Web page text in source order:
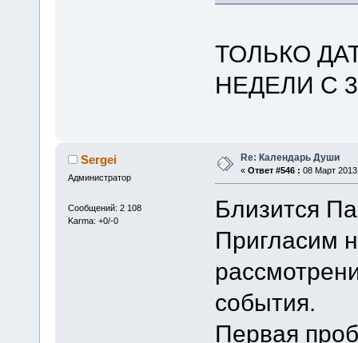
ТОЛЬКО
НЕДЕЛИ С
Sergei
Администратор
Сообщений: 2 108
Karma: +0/-0
Re: Календарь Души
« Ответ #546 : 08 Март
Близится
Пригласим
события.
Первая